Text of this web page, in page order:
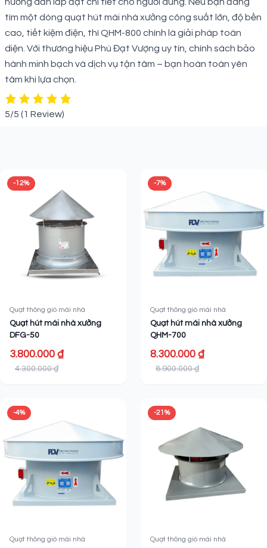
tìm một dòng quạt hút mái nhà xưởng công suất lớn, độ bền
cao, tiết kiệm điện, thì QHM-800 chính là giải pháp toàn
diện. Với thương hiệu Phú Đạt Vượng uy tín, chính sách bảo
hành minh bạch và dịch vụ tận tâm – bạn hoàn toàn yên
tâm khi lựa chọn.
5/5 (1 Review)
-12%
Quạt thông gió mái nhà
Quạt hút mái nhà xưởng
DFG-50
3.800.000 ₫
4.300.000 ₫
-7%
Quạt thông gió mái nhà
Quạt hút mái nhà xưởng
QHM-700
8.300.000 ₫
8.900.000 ₫
-4%
Quạt thông gió mái nhà
-21%
Quạt thông gió mái nhà